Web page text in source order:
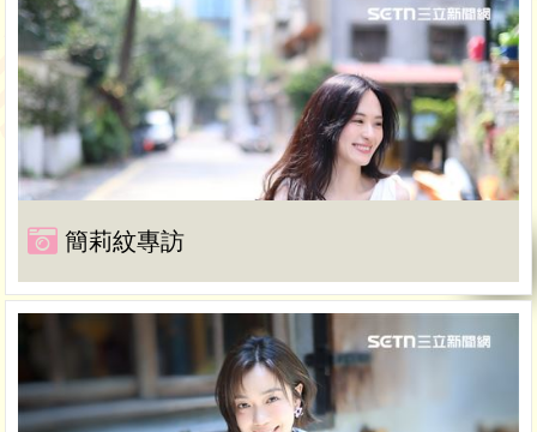
簡莉紋專訪